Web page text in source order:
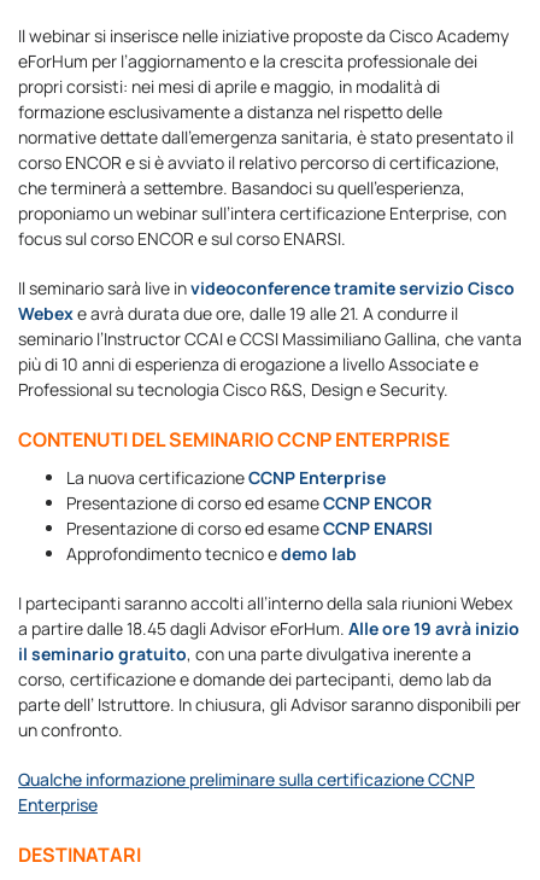
Il webinar si inserisce nelle iniziative proposte da Cisco Academy
eForHum per l’aggiornamento e la crescita professionale dei
propri corsisti: nei mesi di aprile e maggio, in modalità di
formazione esclusivamente a distanza nel rispetto delle
normative dettate dall’emergenza sanitaria, è stato presentato il
corso ENCOR e si è avviato il relativo percorso di certificazione,
che terminerà a settembre. Basandoci su quell’esperienza,
proponiamo un webinar sull’intera certificazione Enterprise, con
focus sul corso ENCOR e sul corso ENARSI.
Il seminario sarà live invideoconference tramite servizio Cisco
Webexe avrà durata due ore, dalle 19 alle 21. A condurre il
seminario l’Instructor CCAI e CCSI Massimiliano Gallina, che vanta
più di 10 anni di esperienza di erogazione a livello Associate e
Professional su tecnologia Cisco R&S, Design e Security.
CONTENUTI DEL SEMINARIO CCNP ENTERPRISE
La nuova certificazioneCCNP Enterprise
Presentazione di corso ed esameCCNP ENCOR
Presentazione di corso ed esameCCNP ENARSI
Approfondimento tecnico edemo lab
I partecipanti saranno accolti all’interno della sala riunioni Webex
a partire dalle 18.45 dagli Advisor eForHum. Alle ore 19 avrà inizio
il seminario gratuito, con una parte divulgativa inerente a
corso, certificazione e domande dei partecipanti, demo lab da
parte dell’ Istruttore. In chiusura, gli Advisor saranno disponibili per
un confronto.
Qualche informazione preliminare sulla certificazione CCNP
Enterprise
DESTINATARI